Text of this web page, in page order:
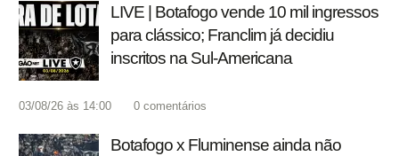
LIVE | Botafogo vende 10 mil ingressos
para clássico; Franclim já decidiu
inscritos na Sul-Americana
03/08/26 às 14:00 0 comentários
Botafogo x Fluminense ainda não